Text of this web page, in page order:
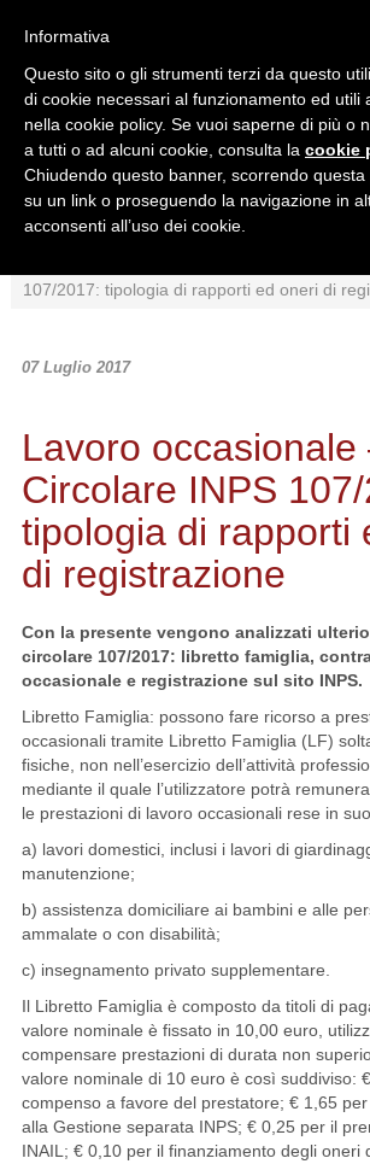
Ricerca in:
Sezione corrente
Tutto il sito
107/2017: tipologia di rapporti ed oneri di
07 Luglio 2017
Lavoro occasionale
Circolare INPS
tipologia di rapporti
di registrazione
Con la presente vengono analizzati
circolare 107/2017: libretto famiglia,
occasionale e registrazione sul sito INPS.
Libretto Famiglia: possono fare ricorso a
occasionali tramite Libretto Famiglia (LF)
fisiche, non nell’esercizio dell’attività
mediante il quale l’utilizzatore potrà
le prestazioni di lavoro occasionali rese in
a) lavori domestici, inclusi i lavori di
manutenzione;
b) assistenza domiciliare ai bambini e alle
ammalate o con disabilità;
c) insegnamento privato supplementare.
Il Libretto Famiglia è composto da titoli di
valore nominale è fissato in 10,00 euro,
compensare prestazioni di durata non
valore nominale di 10 euro è così suddiviso:
compenso a favore del prestatore; € 1,65
alla Gestione separata INPS; € 0,25 per il
INAIL; € 0,10 per il finanziamento degli oneri
Informativa
Questo sito o gli strumenti terzi da questo
di cookie necessari al funzionamento ed utili
nella cookie policy. Se vuoi saperne di più o
a tutti o ad alcuni cookie, consulta la cookie
Chiudendo questo banner, scorrendo
su un link o proseguendo la navigazione in
acconsenti all’uso dei cookie.